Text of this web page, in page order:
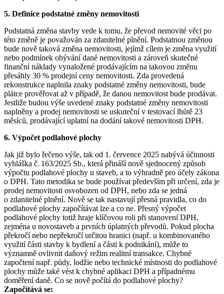
5. Definice podstatné změny nemovitosti
Podstatná změna stavby vede k tomu, že převod nemovité věci po
této změně je považován za zdanitelné plnění. Podstatnou změnou
bude nově taková změna nemovitosti, jejímž cílem je změna využití
nebo podmínek obývání dané nemovitosti a zároveň skutečné
finanční náklady vynaložené prodávajícím na takovou změnu
přesáhly 30 % prodejní ceny nemovitosti. Zda provedená
rekonstrukce naplnila znaky podstatné změny nemovitosti, bude
plátce prověřovat až v případě, že danou nemovitost bude prodávat.
Jestliže budou výše uvedené znaky podstatné změny nemovitosti
naplněny a prodej nemovitosti se uskuteční v testovací lhůtě 23
měsíců, prodávající uplatní na dodání takové nemovitosti DPH.
6. Výpočet podlahové plochy
Jak již bylo řečeno výše, tak od 1. července 2025 nabývá účinnosti
vyhláška č. 163/2025 Sb., která přináší nově sjednocený způsob
výpočtu podlahové plochy u staveb, a to výhradně pro účely zákona
o DPH. Tato metodika se bude používat především při určení, zda je
prodej nemovitosti osvobozen od DPH, nebo zda se jedná
o zdanitelné plnění. Nově se tak nastavují přesná pravidla, co do
podlahové plochy započítávat lze a co ne. Přesný výpočet
podlahové plochy totiž hraje klíčovou roli při stanovení DPH,
zejména u novostaveb a prvních úplatných převodů. Pokud plocha
překročí nebo nepřekročí určitou hranici (např. u kombinovaného
využití části stavby k bydlení a části k podnikání), může to
významně ovlivnit daňový režim realitní transakce. Chybné
započtení např. půdy, lodžie nebo technické místnosti do podlahové
plochy může také vést k chybné aplikaci DPH a případnému
doměření daně. Co se nově počítá do podlahové plochy?
Započítává se: